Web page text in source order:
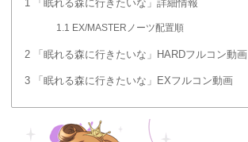
1 「眠れる森に行きたいな」詳細情報
1.1 EX/MASTERノーツ配置順
2 「眠れる森に行きたいな」HARDフルコン動画
3 「眠れる森に行きたいな」EXフルコン動画